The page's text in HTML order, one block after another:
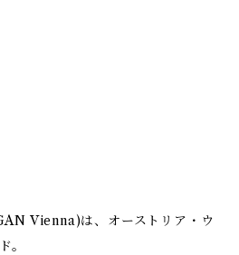
Vienna)は、オーストリア・ウ
。